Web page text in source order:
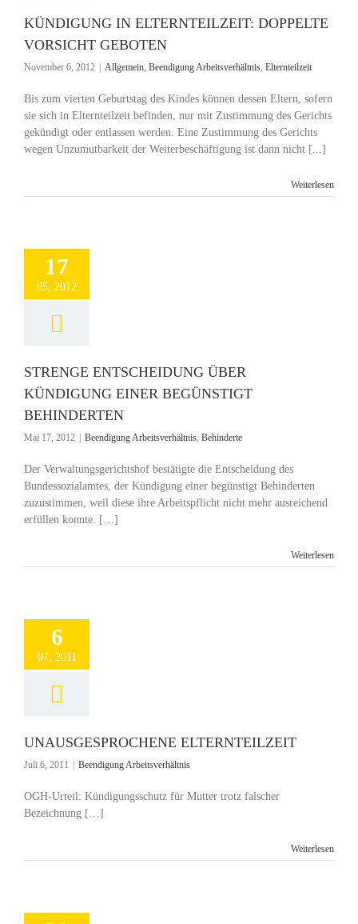
KÜNDIGUNG IN ELTERNTEILZEIT: DOPPELTE
VORSICHT GEBOTEN
November 6, 2012 Allgemein, Beendigung Arbeitsverhältnis, Elternteilzeit
Bis zum vierten Geburtstag des Kindes können dessen Eltern, sofern
sie sich in Elternteilzeit befinden, nur mit Zustimmung des Gerichts
gekündigt oder entlassen werden. Eine Zustimmung des Gerichts
wegen Unzumutbarkeit der Weiterbeschäftigung ist dann nicht [...]
Weiterlesen
17
05, 2012
STRENGE ENTSCHEIDUNG ÜBER
KÜNDIGUNG EINER BEGÜNSTIGT
BEHINDERTEN
Mai 17, 2012 Beendigung Arbeitsverhältnis, Behinderte
Der Verwaltungsgerichtshof bestätigte die Entscheidung des
Bundessozialamtes, der Kündigung einer begünstigt Behinderten
zuzustimmen, weil diese ihre Arbeitspflicht nicht mehr ausreichend
erfüllen konnte. […]
Weiterlesen
6
07, 2011
UNAUSGESPROCHENE ELTERNTEILZEIT
Juli 6, 2011 Beendigung Arbeitsverhältnis
OGH-Urteil: Kündigungsschutz für Mutter trotz falscher
Bezeichnung […]
Weiterlesen